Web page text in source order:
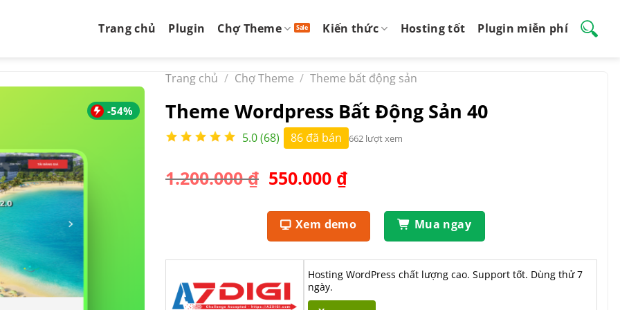
Trang chủ Plugin Chợ Theme Kiến thức Hosting tốt Plugin miễn phí
-54%
Trang chủ / Chợ Theme / Theme bất động sản
Theme Wordpress Bất Động Sản 40
5.0 (68) 86 đã bán 662 lượt xem
1.200.000₫ Giá
là:
1.200.000 ₫.
550.000 ₫Giá
tại
là:
550.000 ₫.
Xem demo Mua ngay
Hosting WordPress chất lượng cao. Support tốt. Dùng thử 7
ngày.